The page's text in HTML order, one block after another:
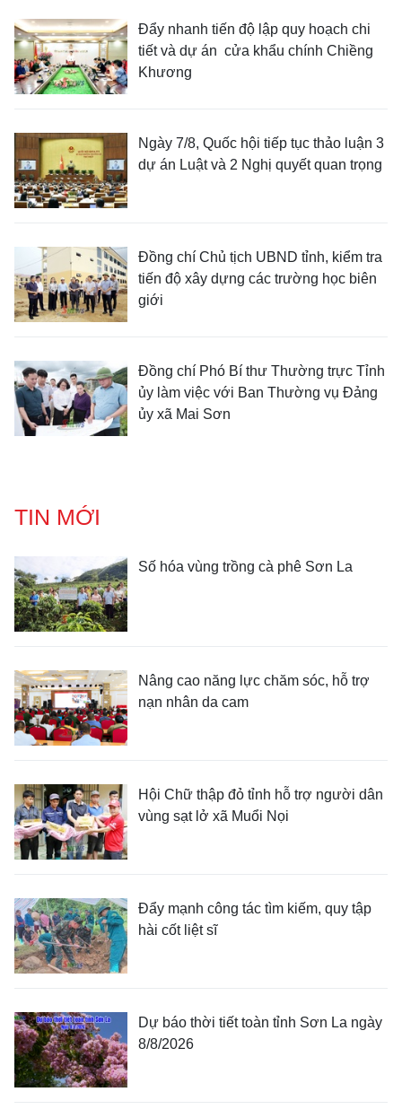
Đẩy nhanh tiến độ lập quy hoạch chi
tiết và dự án cửa khẩu chính Chiềng
Khương
Ngày 7/8, Quốc hội tiếp tục thảo luận 3
dự án Luật và 2 Nghị quyết quan trọng
Đồng chí Chủ tịch UBND tỉnh, kiểm tra
tiến độ xây dựng các trường học biên
giới
Đồng chí Phó Bí thư Thường trực Tỉnh
ủy làm việc với Ban Thường vụ Đảng
ủy xã Mai Sơn
TIN MỚI
Số hóa vùng trồng cà phê Sơn La
Nâng cao năng lực chăm sóc, hỗ trợ
nạn nhân da cam
Hội Chữ thập đỏ tỉnh hỗ trợ người dân
vùng sạt lở xã Muổi Nọi
Đẩy mạnh công tác tìm kiếm, quy tập
hài cốt liệt sĩ
Dự báo thời tiết toàn tỉnh Sơn La ngày
8/8/2026